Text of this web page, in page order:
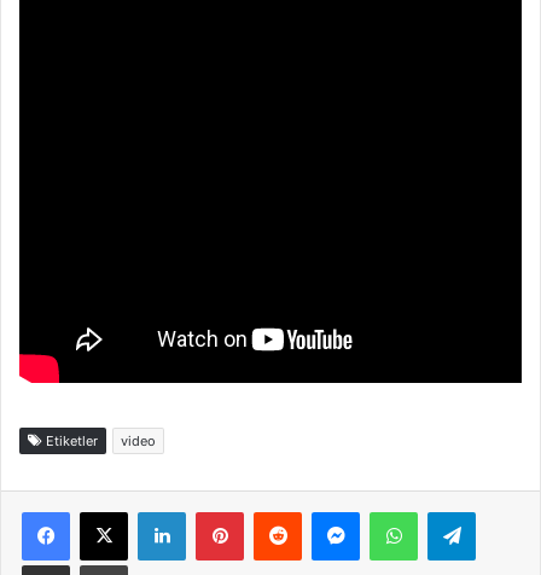
Etiketler video
Facebook
X LinkedInPinterestReddit MessengerWhatsApp
E-Posta ile paylaş Yazdır